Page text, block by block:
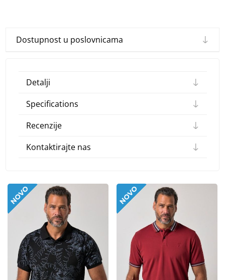
Dostupnost u poslovnicama
Detalji
Specifications
Recenzije
Kontaktirajte nas